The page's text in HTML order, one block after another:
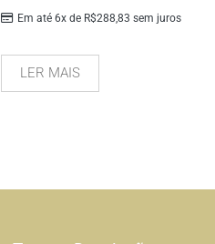
Em até 6x de R$288,83 sem juros
LER MAIS